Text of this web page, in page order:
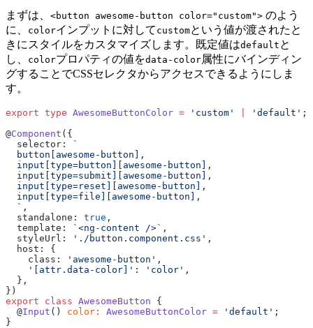
まずは、 <button awesome-button color="custom"> のよう
に、
colorインプットに対して customという値が渡されたと
きにスタイルをカスタマイズします。既定値はdefault と
し、
colorプロパティの値をdata-color属性にバインディン
グすることでCSSセレクタからアクセスできるようにしま
す。
export type AwesomeButtonColor = 'custom' 'default' ;
@Component ({
  selector:
`
  button[awesome-button],
  input[type=button][awesome-button],
  input[type=submit][awesome-button],
  input[type=reset][awesome-button],
  input[type=file][awesome-button],
  `
,
  standalone:
true ,
  template:
`<ng-content />` ,
  styleUrl:
'./button.component.css' ,
  host: {
    class:
'awesome-button' ,
    '[attr.data-color]'
: 'color' ,
  },
})
export class AwesomeButton {
  @
Input () color : AwesomeButtonColor = 'default' ;
}